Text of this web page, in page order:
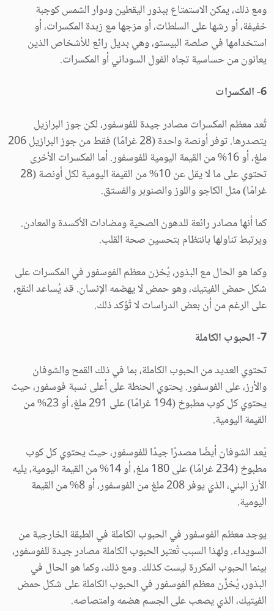
ومع ذلك، يمكن الاستمتاع ببذور اليقطين ودوار الشمس كوجبة
خفيفة، أو رشها على السلطات، أو مزجها مع زبدة المكسرات، أو
استخدامها في صلصة البيستو، وهي بديل رائع للأشخاص الذين
يعانون من حساسية تجاه الفول السوداني أو المكسرات.
6- المكسرات
تُعد معظم المكسرات مصادر جيدة للفوسفور، لكن جوز البرازيل
يتصدرها. توفر أونصة واحدة (28 غرامًا) فقط من جوز البرازيل 206
ملغ، أو 16% من القيمة اليومية للفوسفور. أما المكسرات الأخرى
تحتوي على ما لا يقل عن 10% من القيمة اليومية لكل أونصة (28
غرامًا) مثل الكاجو واللوز والصنوبر والفستق.
كما أنها مصادر رائعة للدهون الصحية ومضادات الأكسدة والمعادن.
ويرتبط تناولها بانتظام بتحسين صحة القلب.
وكما هو الحال مع البذور، يُخزن معظم الفوسفور في المكسرات على
شكل حمض الفيتيك، وهو حمض لا يهضمه الإنسان. قد يُساعد النقع،
على الرغم من أن بعض الدراسات لا تُؤكد ذلك.
7- الحبوب الكاملة
تحتوي العديد من الحبوب الكاملة، بما في ذلك القمح والشوفان
والأرز، على الفوسفور. يحتوي الحنطة على أعلى نسبة فوسفور، حيث
يحتوي كل كوب مطبوخ (194 غرامًا) على 291 ملغ، أو 23% من
القيمة اليومية.
يُعد الشوفان أيضًا مصدرًا جيدًا للفوسفور، حيث يحتوي كل كوب
مطبوخ (234 غرامًا) على 180 ملغ، أو 14% من القيمة اليومية، يليه
الأرز البني، الذي يوفر 208 ملغ من الفوسفور، أو 8% من القيمة
اليومية.
يوجد معظم الفوسفور في الحبوب الكاملة في الطبقة الخارجية من
السويداء. ولهذا السبب تُعتبر الحبوب الكاملة مصادر جيدة للفوسفور،
بينما الحبوب المكررة ليست كذلك. ومع ذلك، وكما هو الحال في
البذور، يُخزَّن معظم الفوسفور في الحبوب الكاملة على شكل حمض
الفيتيك، الذي يصعب على الجسم هضمه وامتصاصه.